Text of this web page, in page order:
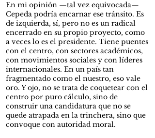
En mi opinión —tal vez equivocada—
Cepeda podría encarnar ese tránsito. Es
de izquierda, sí, pero no es un radical
encerrado en su propio proyecto, como
a veces lo es el presidente. Tiene puentes
con el centro, con sectores académicos,
con movimientos sociales y con líderes
internacionales. En un país tan
fragmentado como el nuestro, eso vale
oro. Y ojo, no se trata de coquetear con el
centro por puro cálculo, sino de
construir una candidatura que no se
quede atrapada en la trinchera, sino que
convoque con autoridad moral.